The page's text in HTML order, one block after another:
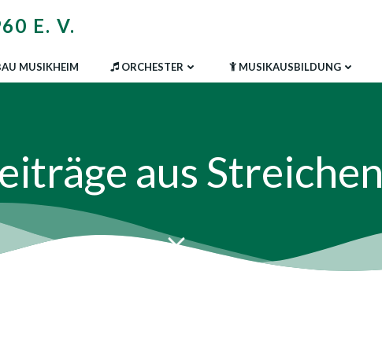
E. V.
MUSIKHEIM ORCHESTER MUSIKAUSBILDUNG
aus Streichen